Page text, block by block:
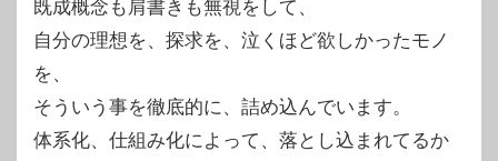
既成概念も肩書きも無視をして、
自分の理想を、探求を、泣くほど欲しかったモノ
を、
そういう事を徹底的に、詰め込んでいます。
体系化、仕組み化によって、落とし込まれてるか